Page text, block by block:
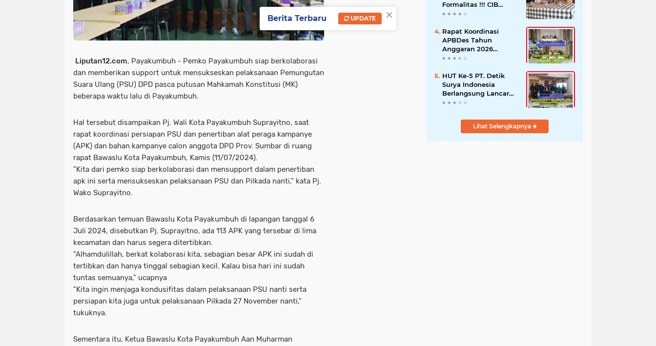
Liputan12.com, Payakumbuh - Pemko Payakumbuh siap berkolaborasi
dan memberikan support untuk mensukseskan pelaksanaan Pemungutan
Suara Ulang (PSU) DPD pasca putusan Mahkamah Konstitusi (MK)
beberapa waktu lalu di Payakumbuh.
Hal tersebut disampaikan Pj. Wali Kota Payakumbuh Suprayitno, saat
rapat koordinasi persiapan PSU dan penertiban alat peraga kampanye
(APK) dan bahan kampanye calon anggota DPD Prov. Sumbar di ruang
rapat Bawaslu Kota Payakumbuh, Kamis (11/07/2024).
"Kita dari pemko siap berkolaborasi dan mensupport dalam penertiban
apk ini serta mensukseskan pelaksanaan PSU dan Pilkada nanti," kata Pj.
Wako Suprayitno.
Berdasarkan temuan Bawaslu Kota Payakumbuh di lapangan tanggal 6
Juli 2024, disebutkan Pj. Suprayitno, ada 113 APK yang tersebar di lima
kecamatan dan harus segera ditertibkan.
"Alhamdulillah, berkat kolaborasi kita, sebagian besar APK ini sudah di
tertibkan dan hanya tinggal sebagian kecil. Kalau bisa hari ini sudah
tuntas semuanya," ucapnya
"Kita ingin menjaga kondusifitas dalam pelaksanaan PSU nanti serta
persiapan kita juga untuk pelaksanaan Pilkada 27 November nanti,"
tukuknya.
Sementara itu, Ketua Bawaslu Kota Payakumbuh Aan Muharman
Formalitas !!! CIB
Desak Inspektorat
dan Hentikan Dugaan
Permainan Oknum
Rapat Koordinasi
APBDes Tahun
Anggaran 2026
Semester II,
Sokobanah Libatkan 12
Desa
HUT Ke-5 PT. Detik
Surya Indonesia
Berlangsung Lancar
dan Profesional,
Wartawan
Lihat Selengkapnya
×
Berita Terbaru UPDATE